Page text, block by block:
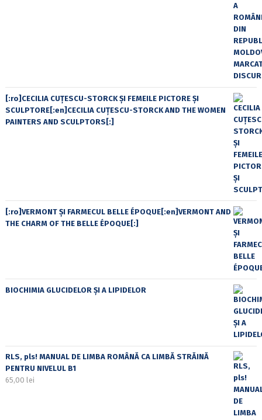
[:ro]CECILIA CUŢESCU-STORCK ŞI FEMEILE PICTORE ŞI
SCULPTORE[:en]CECILIA CUŢESCU-STORCK AND THE WOMEN
PAINTERS AND SCULPTORS[:]
[:ro]VERMONT ȘI FARMECUL BELLE ÉPOQUE[:en]VERMONT AND
THE CHARM OF THE BELLE ÉPOQUE[:]
BIOCHIMIA GLUCIDELOR ȘI A LIPIDELOR
RLS, pls! MANUAL DE LIMBA ROMÂNĂ CA LIMBĂ STRĂINĂ
PENTRU NIVELUL B1
65,00 lei